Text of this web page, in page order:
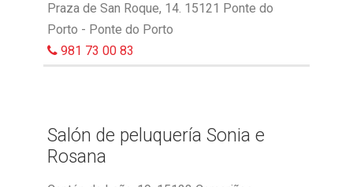
Praza de San Roque, 14. 15121 Ponte do
Porto - Ponte do Porto
981 73 00 83
Salón de peluquería Sonia e
Rosana